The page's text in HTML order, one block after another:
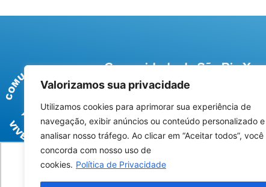
Utilizamos cookies para oferecer
Valorizamos sua privacidade
Utilizamos cookies para aprimorar sua experiência de
navegação, exibir anúncios ou conteúdo personalizado e
analisar nosso tráfego. Ao clicar em “Aceitar todos”, você
concorda com nosso uso de
cookies. Política de Privacidade
Comunidade de São Pio X
Rua Afonso Pena, 61 – Centro – Campina
(83) 3341-7017
Termos Uso|Política de Privacidade